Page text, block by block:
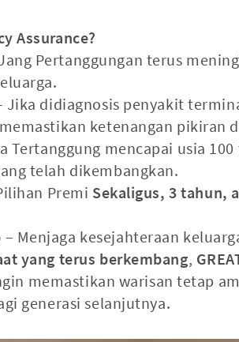
Assurance?
Pertanggungan terus
Jika didiagnosis penyakit
ketenangan pikiran
Tertanggung mencapai usia
telah dikembangkan.
Premi Sekaligus, 3 tahun,
– Menjaga kesejahteraan
yang terus berkembang,
memastikan warisan tetap
generasi selanjutnya.